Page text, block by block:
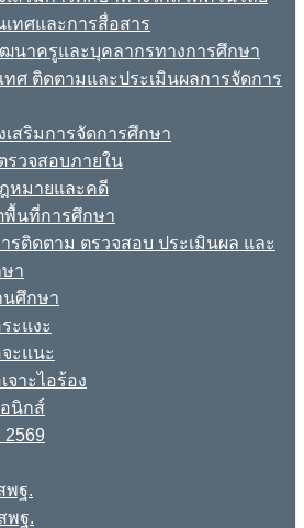
เทศและการสื่อสาร
นาครูและบุคลากรทางการศึกษา
ทศ ติดตามและประเมินผลการจัดการ
เสริมการจัดการศึกษา
รวจสอบภายใน
หมายและคดี
พื้นที่การศึกษา
ติดตาม ตรวจสอบ ประเมินผล และ
า
นศึกษา
ะแงะ
ะแนะ
จาะไอร้อง
นิกส์
2569
พฐ.
พฐ.